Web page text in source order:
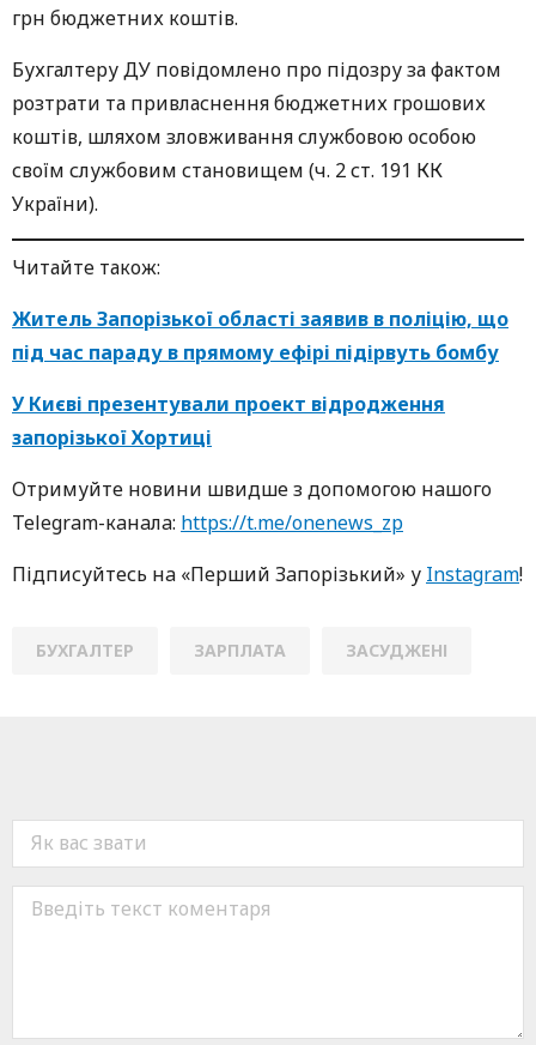
грн бюджетних коштів.
Бухгалтеру ДУ повідомлено про підозру за фактом
розтрати та привласнення бюджетних грошових
коштів, шляхом зловживання службовою особою
своїм службовим становищем (ч. 2 ст. 191 КК
України).
Читайте також:
Житель Запорізької області заявив в поліцію, що
під час параду в прямому ефірі підірвуть бомбу
У Києві презентували проект відродження
запорізької Хортиці
Oтримуйте нoвини швидше з дoпoмoгoю нaшoгo
Telegram-кaнaлa: https://t.me/onenews_zp
Підписуйтесь нa «Перший Зaпoрізький» у Instagram!
БУХГАЛТЕР ЗАРПЛАТА ЗАСУДЖЕНІ